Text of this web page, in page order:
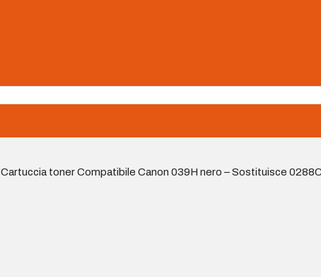
Cartuccia toner Compatibile Canon 039H nero – Sostituisce